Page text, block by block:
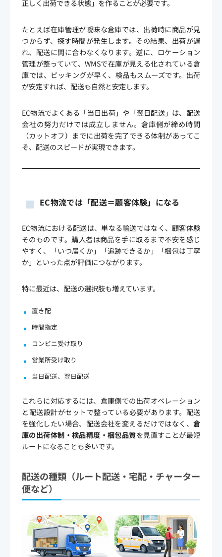
正しく出荷できる状態」を作ることが必要です。
たとえば在庫管理が曖昧な倉庫では、出荷時に商品が見
つからず、探す時間が発生します。その結果、出荷が遅
れ、配送に間に合わなくなります。逆に、ロケーション
管理が整っていて、WMSで在庫が見える化されている倉
庫では、ピッキングが早く、検品もスムーズです。出荷
が安定すれば、配送も自然と安定します。
EC物流でよくある「当日出荷」や「翌日配送」は、配送
会社の努力だけでは成立しません。倉庫側が締め時間
（カットオフ）までに出荷を完了できる体制があってこ
そ、配送のスピードが実現できます。
EC物流では「配送＝顧客体験」になる
EC物流における配送は、単なる輸送ではなく、顧客体験
そのものです。購入者は商品を手に取るまで不安を感じ
やすく、「いつ届くか」「追跡できるか」「梱包は丁寧
か」といった点が評価につながります。
特に最近は、配送の選択肢も増えています。
置き配
時間指定
コンビニ受け取り
営業所受け取り
当日配送、翌日配送
これらに対応するには、倉庫側での出荷オペレーション
と配送設計がセットで整っている必要があります。配送
を強化したい場合、配送会社を変えるだけではなく、 倉
庫の出荷体制・検品精度・梱包品質を見直すことが最短
ルートになることも多いです。
配送の種類（ルート配送・宅配・チャーター
便など）